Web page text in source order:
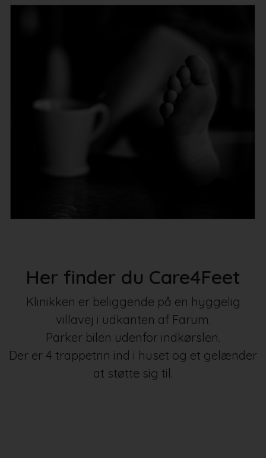
Her finder du Care4Feet
Klinikken er beliggende på en hyggelig
villavej i udkanten af Farum.
Parker bilen udenfor indkørslen.
Der er 4 trappetrin ind i huset og et gelænder
at støtte sig til.